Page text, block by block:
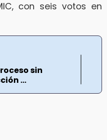
con seis votos en
sin
...